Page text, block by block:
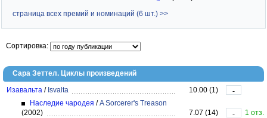
страница всех премий и номинаций (6 шт.) >>
Сортировка:
Сара Зеттел. Циклы произведений
Изавальта / Isvalta 10.00 (1)
-
Наследие чародея /A Sorcerer's Treason
(2002)
7.07 (14) -
1 отз.